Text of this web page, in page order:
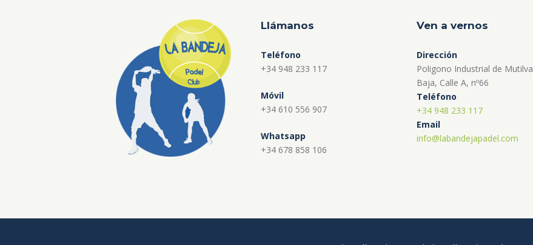
Llámanos
Teléfono
+34 948 233 117
Móvil
+34 610 556 907
Whatsapp
+34 678 858 106
Ven a vernos
Dirección
Poligono Industrial de Mutilva
Baja, Calle A, nº66
Teléfono
+34 948 233 117
Email
info@labandejapadel.com